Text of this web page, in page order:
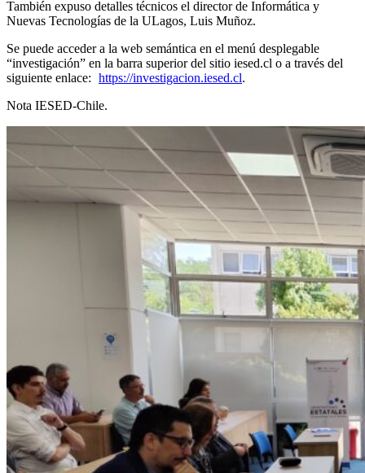
También expuso detalles técnicos el director de Informática y
Nuevas Tecnologías de la ULagos, Luis Muñoz.
Se puede acceder a la web semántica en el menú desplegable
“investigación” en la barra superior del sitio iesed.cl o a través del
siguiente enlace: https://investigacion.iesed.cl.
Nota IESED-Chile.